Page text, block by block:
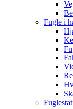
Fugle i